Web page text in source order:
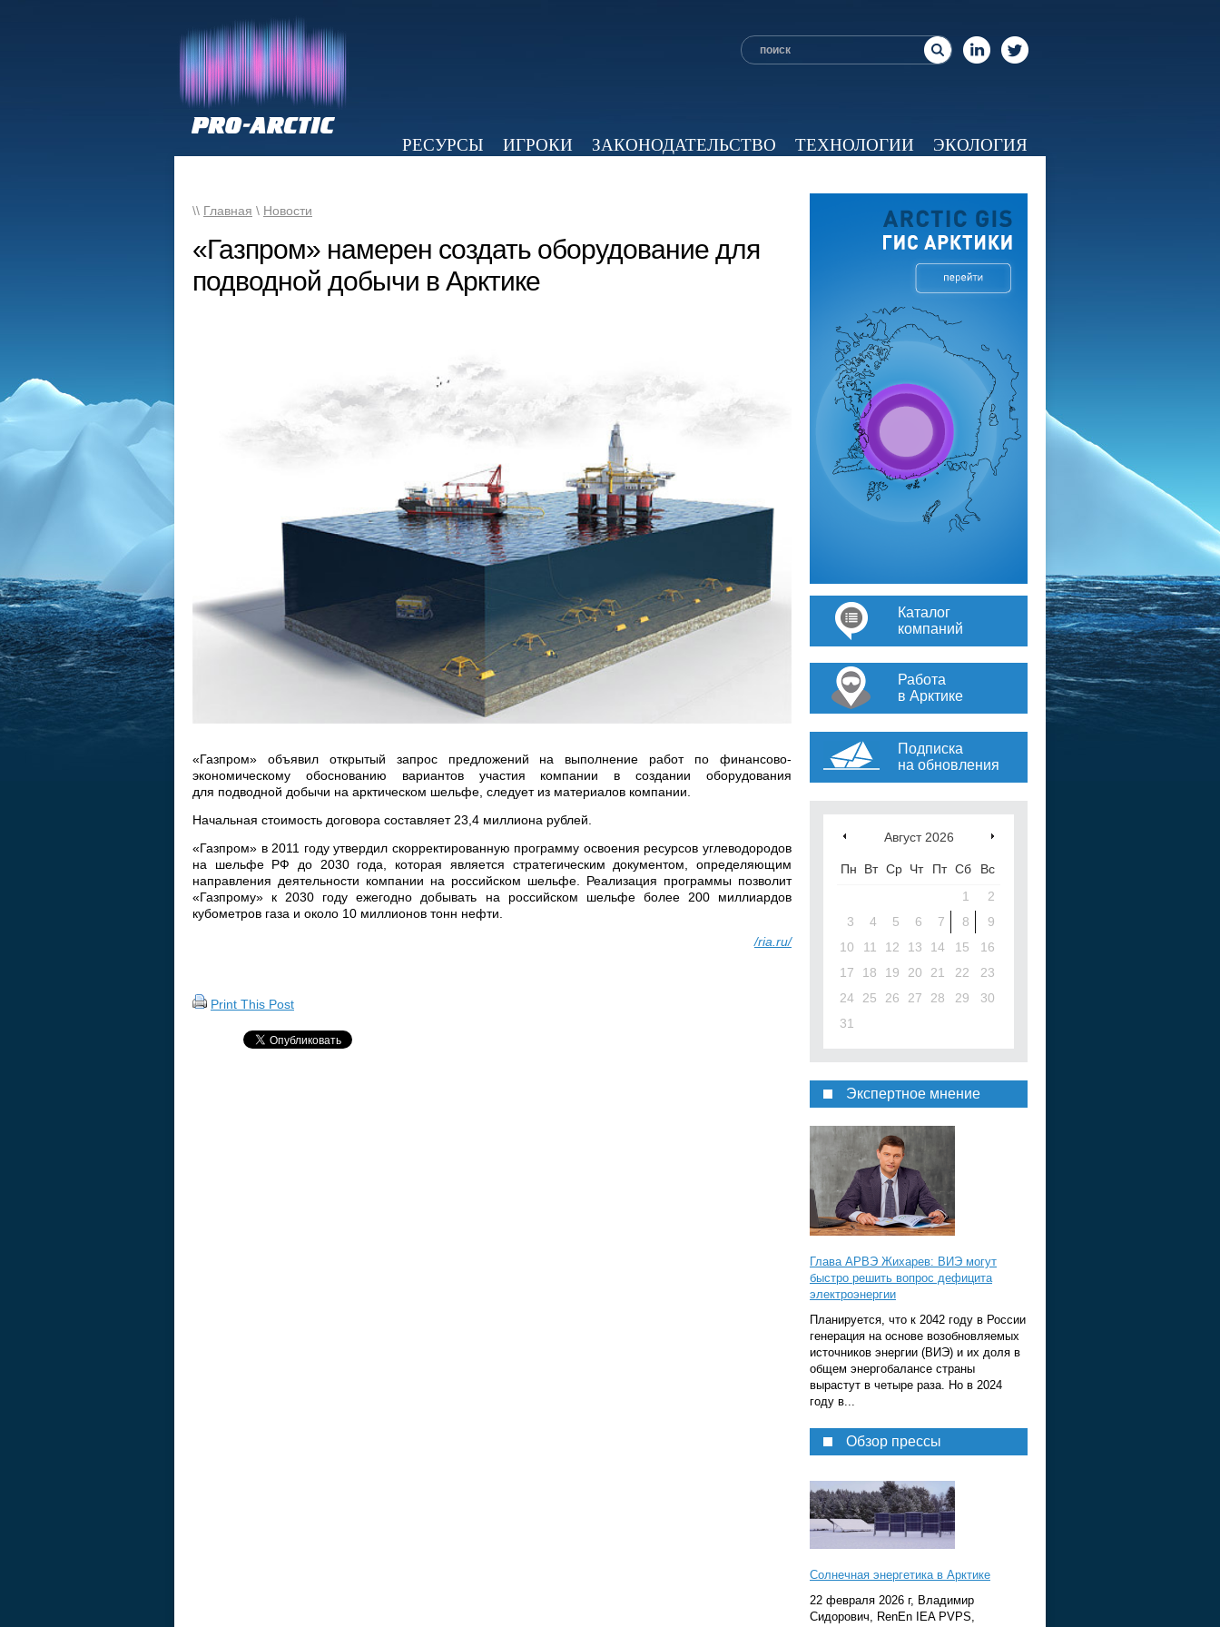
РЕСУРСЫ ИГРОКИ ЗАКОНОДАТЕЛЬСТВО ТЕХНОЛОГИИ
ЭКОЛОГИЯ
\\ Главная \ Новости
«Газпром» намерен создать оборудование для
подводной добычи в Арктике
«Газпром» объявил открытый запрос предложений на выполнение работ по финансово-
экономическому обоснованию вариантов участия компании в создании оборудования
для подводной добычи на арктическом шельфе, следует из материалов компании.
Начальная стоимость договора составляет 23,4 миллиона рублей.
«Газпром» в 2011 году утвердил скорректированную программу освоения ресурсов углеводородов
на шельфе РФ до 2030 года, которая является стратегическим документом, определяющим
направления деятельности компании на российском шельфе. Реализация программы позволит
«Газпрому» к 2030 году ежегодно добывать на российском шельфе более 200 миллиардов
кубометров газа и около 10 миллионов тонн нефти.
/ria.ru/
Print This Post
Каталог
компаний
Работа
в Арктике
Подписка
на обновления
Август 2026
Пн Вт Ср Чт Пт Сб
Вс
1
2
3
4 5 6 7 8
9
10
11 12 13 14 15
16
17
18 19 20 21 22
23
24
25 26 27 28 29
30
31
Экспертное мнение
Глава АРВЭ Жихарев: ВИЭ могут
быстро решить вопрос дефицита
электроэнергии
Планируется, что к 2042 году в России
генерация на основе возобновляемых
источников энергии (ВИЭ) и их доля в
общем энергобалансе страны
вырастут в четыре раза. Но в 2024
году в...
Обзор прессы
Солнечная энергетика в Арктике
22 февраля 2026 г, Владимир
Сидорович, RenEn IEA PVPS,